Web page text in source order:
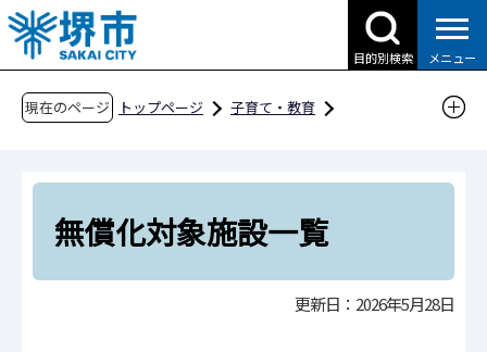
こ
の
ペ
目的別検索 メニュー
現在のページ トップページ
子育て・教育
預けたい（保育サービス）
保育料について（補助など）
無償化対象施設一覧
無償化対象施設一覧
更新日：2026年5月28日